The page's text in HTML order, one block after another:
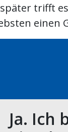
trifft
einen
Ja. Ich